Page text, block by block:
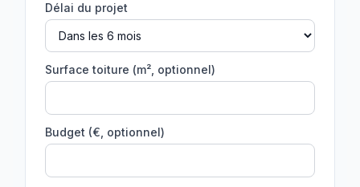
Délai du projet
Surface toiture (m², optionnel)
Budget (€, optionnel)